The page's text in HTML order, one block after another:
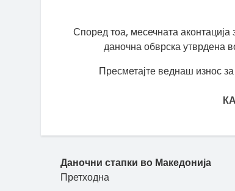
Според тоа, месечната
даночна обврска утврдена
Пресметајте веднаш износ
Даночни стапки во Македонија
Претходна